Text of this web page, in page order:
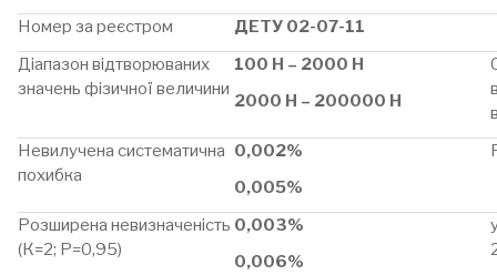
Номер за реєстром
ДЕТУ 02-07-11
Діапазон відтворюваних
значень фізичної величини
100 Н – 2000 Н
2000 Н – 200000 Н
Невилучена систематична
похибка
0,002%
0,005%
Розширена невизначеність
(К=2; Р=0,95)
0,003%
0,006%